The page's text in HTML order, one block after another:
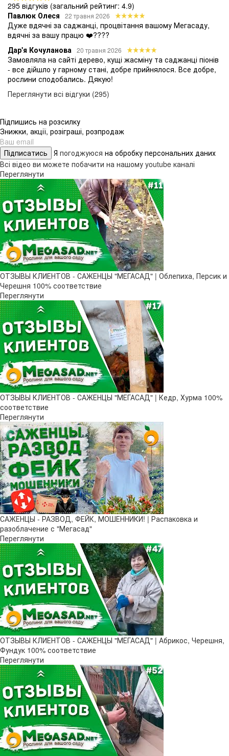
295 відгуків (загальний рейтинг: 4.9)
Павлюк Олеся
22 травня 2026
Дуже вдячні за саджанці, процвітання вашому Мегасаду,
вдячні за вашу працю ❤️????
Дар'я Кочуланова 20 травня 2026
Замовляла на сайті дерево, кущі жасміну та саджанці піонів
- все дійшло у гарному стані, добре прийнялося. Все добре,
рослини сподобались. Дякую!
Переглянути всі відгуки (295)
Підпишись на розсилку
Знижки, акції, розіграші, розпродаж
Підписатись Я погоджуюся на обробку персональних даних
Всі відео ви можете побачити на нашому youtube каналі
Переглянути
ОТЗЫВЫ КЛИЕНТОВ - САЖЕНЦЫ "МЕГАСАД" | Облепиха, Персик и
Черешня 100% соответствие
Переглянути
ОТЗЫВЫ КЛИЕНТОВ - САЖЕНЦЫ "МЕГАСАД" | Кедр, Хурма 100%
соответствие
Переглянути
САЖЕНЦЫ - РАЗВОД, ФЕЙК, МОШЕННИКИ! | Распаковка и
разоблачение с "Мегасад"
Переглянути
ОТЗЫВЫ КЛИЕНТОВ - САЖЕНЦЫ "МЕГАСАД" | Абрикос, Черешня,
Фундук 100% соответствие
Переглянути